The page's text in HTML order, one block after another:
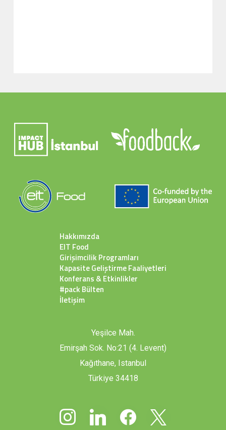
Hakkımızda
EIT Food
Girişimcilik Programları
Kapasite Geliştirme Faaliyetleri
Konferans & Etkinlikler
#pack Bülten
İletişim
Yeşilce Mah.
Emirşah Sok. No:21 (4. Levent)
Kağıthane, Istanbul
Türkiye 34418
instagramlinkedin facebook